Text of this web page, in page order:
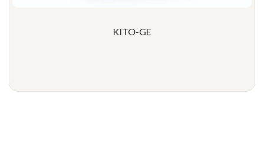
KITO-GE